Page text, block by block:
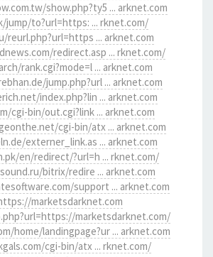
show.php?ty5 ... arknet.com
to?url=https: ... rknet.com/
reurl.php?url=https ... arknet.com
redirect.asp ... rknet.com/
rank.cgi?mode=l ... arknet.com
jump.php?url ... arknet.com
index.php?lin ... arknet.com
cgi-bin/out.cgi?link ... arknet.com
cgi-bin/atx ... arknet.com
externer_link.as ... arknet.com
en/redirect/?url=h ... rknet.com/
bitrix/redire ... arknet.com
support ... arknet.com
marketsdarknet.com
marketsdarknet.com/
home/landingpage?ur ... arknet.com
cgi-bin/atx ... rknet.com/